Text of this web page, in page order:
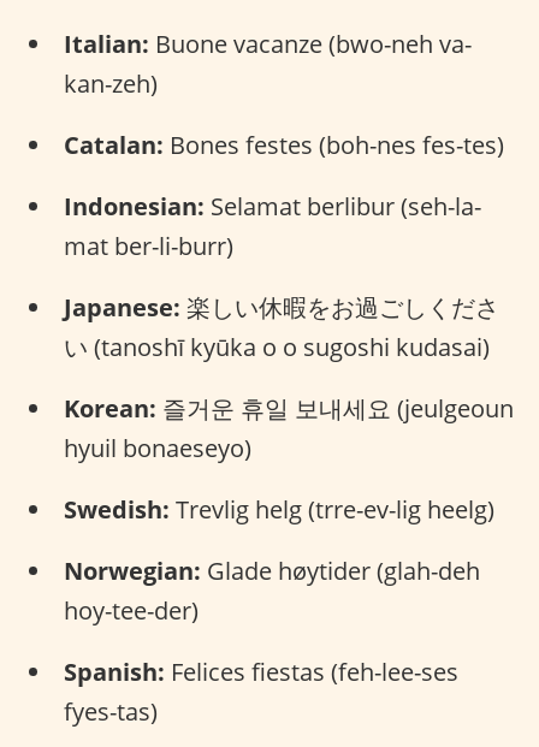
Italian: Buone vacanze (bwo-neh va-
kan-zeh)
Catalan: Bones festes (boh-nes fes-tes)
Indonesian: Selamat berlibur (seh-la-
mat ber-li-burr)
Japanese: 楽しい休暇をお過ごしくださ
い (tanoshī kyūka o o sugoshi kudasai)
Korean: 즐거운 휴일 보내세요 (jeulgeoun
hyuil bonaeseyo)
Swedish: Trevlig helg (trre-ev-lig heelg)
Norwegian: Glade høytider (glah-deh
hoy-tee-der)
Spanish: Felices fiestas (feh-lee-ses
fyes-tas)